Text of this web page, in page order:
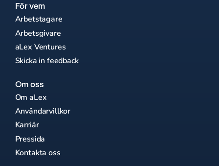
För vem
Arbetstagare
Arbetsgivare
aLex Ventures
Skicka in feedback
Om oss
Om aLex
Användarvillkor
Karriär
Pressida
Kontakta oss